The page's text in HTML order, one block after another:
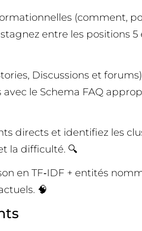
(comment,
entre les positions 5
Discussions et
le Schema FAQ
directs et identifiez les
la difficulté. 🔍
en TF‑IDF + entités
🧠